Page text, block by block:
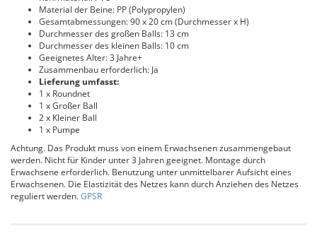
Material der Beine: PP (Polypropylen)
Gesamtabmessungen: 90 x 20 cm (Durchmesser x H)
Durchmesser des großen Balls: 13 cm
Durchmesser des kleinen Balls: 10 cm
Geeignetes Alter: 3 Jahre+
Zusammenbau erforderlich: Ja
Lieferung umfasst:
1 x Roundnet
1 x Großer Ball
2 x Kleiner Ball
1 x Pumpe
Achtung. Das Produkt muss von einem Erwachsenen zusammengebaut
werden. Nicht für Kinder unter 3 Jahren geeignet. Montage durch
Erwachsene erforderlich. Benutzung unter unmittelbarer Aufsicht eines
Erwachsenen. Die Elastizität des Netzes kann durch Anziehen des Netzes
reguliert werden.GPSR